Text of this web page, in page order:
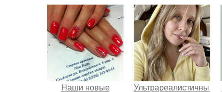
Наши новые
Ультрареалистичный